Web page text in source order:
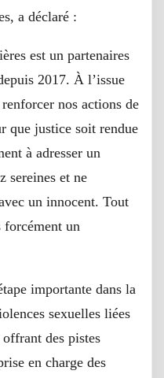
a déclaré :
est un partenaires
2017. À l’issue
nos actions de
que justice soit rendue
à adresser un
sereines et ne
un innocent. Tout
forcément un
importante dans la
sexuelles liées
des pistes
en charge des